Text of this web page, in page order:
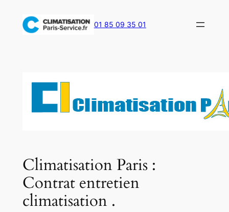
01 85 09 35 01
Climatisation Paris :
Contrat entretien
climatisation .